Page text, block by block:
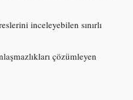
inceleyebilen sınırlı
çözümleyen